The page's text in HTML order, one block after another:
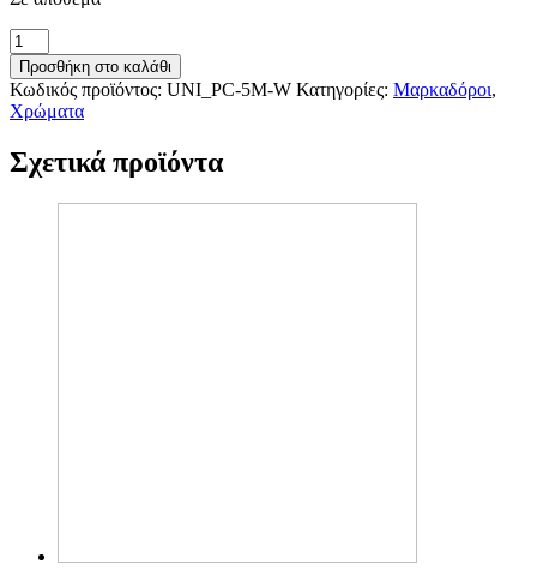
Posca
Μαρκαδόρος
PC-
5M
Medium
ποσότητα
Προσθήκη στο καλάθι
Κωδικός προϊόντος: UNI_PC-5M-W Κατηγορίες: Μαρκαδόροι,
Χρώματα
Σχετικά προϊόντα